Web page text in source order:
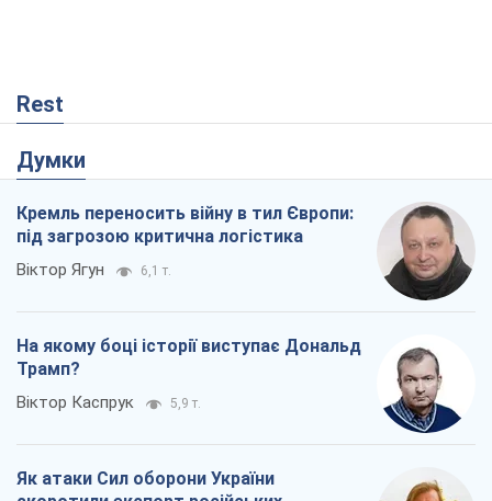
Rest
Думки
Кремль переносить війну в тил Європи:
під загрозою критична логістика
Віктор Ягун 6,1 т.
На якому боці історії виступає Дональд
Трамп?
Віктор Каспрук 5,9 т.
Як атаки Сил оборони України